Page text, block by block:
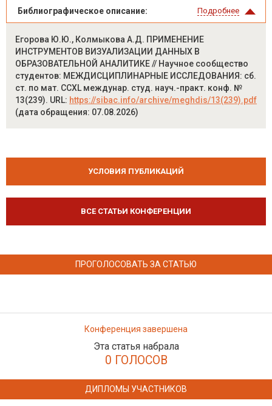
Библиографическое описание: Подробнее
Егорова Ю.Ю., Колмыкова А.Д. ПРИМЕНЕНИЕ
ИНСТРУМЕНТОВ ВИЗУАЛИЗАЦИИ ДАННЫХ В
ОБРАЗОВАТЕЛЬНОЙ АНАЛИТИКЕ // Научное сообщество
студентов: МЕЖДИСЦИПЛИНАРНЫЕ ИССЛЕДОВАНИЯ: сб.
ст. по мат. CCXL междунар. студ. науч.-практ. конф. №
13(239). URL: https://sibac.info/archive/meghdis/13(239).pdf
(дата обращения: 07.08.2026)
УСЛОВИЯ ПУБЛИКАЦИЙ
ВСЕ СТАТЬИ КОНФЕРЕНЦИИ
ПРОГОЛОСОВАТЬ ЗА СТАТЬЮ
Конференция завершена
Эта статья набрала
0 ГОЛОСОВ
ДИПЛОМЫ УЧАСТНИКОВ